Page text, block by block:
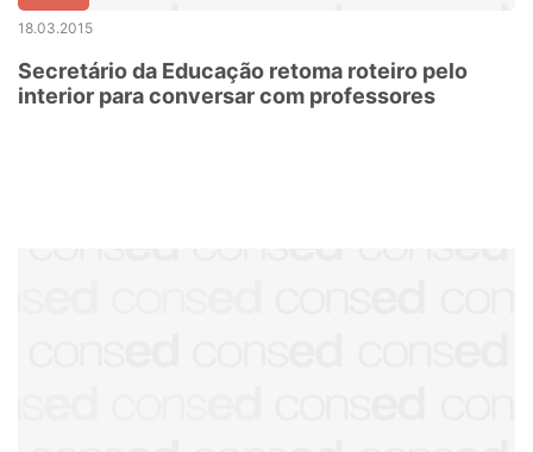
18.03.2015
Secretário da Educação retoma roteiro pelo
interior para conversar com professores